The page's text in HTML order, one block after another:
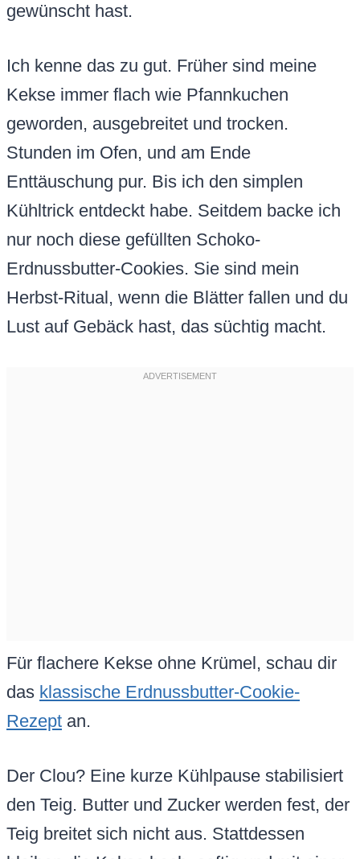
gewünscht hast.
Ich kenne das zu gut. Früher sind meine
Kekse immer flach wie Pfannkuchen
geworden, ausgebreitet und trocken.
Stunden im Ofen, und am Ende
Enttäuschung pur. Bis ich den simplen
Kühltrick entdeckt habe. Seitdem backe ich
nur noch diese gefüllten Schoko-
Erdnussbutter-Cookies. Sie sind mein
Herbst-Ritual, wenn die Blätter fallen und du
Lust auf Gebäck hast, das süchtig macht.
Für flachere Kekse ohne Krümel, schau dir
das klassische Erdnussbutter-Cookie-
Rezept an.
Der Clou? Eine kurze Kühlpause stabilisiert
den Teig. Butter und Zucker werden fest, der
Teig breitet sich nicht aus. Stattdessen